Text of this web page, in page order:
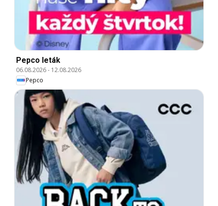
Pepco leták
06.08.2026- 12.08.2026
Pepco